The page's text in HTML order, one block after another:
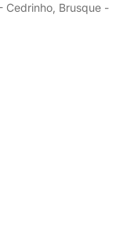
Cedrinho, Brusque -